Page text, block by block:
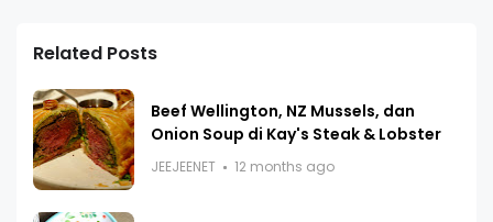
Related Posts
Beef Wellington, NZ Mussels, dan
Onion Soup di Kay's Steak & Lobster
JEEJEENET 12 months ago